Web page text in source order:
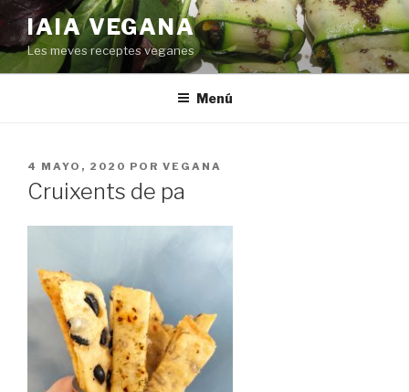
Saltar
contenido
IAIA VEGANA
Les meves receptes veganes
Menú
PUBLICADO
EL
4 MAYO, 2020 POR VEGANA
Cruixents de pa